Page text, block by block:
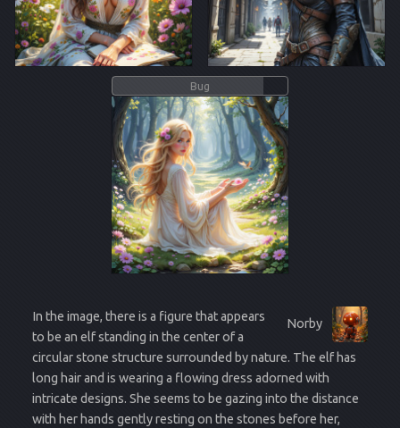
Bug
Norby
In the image, there is a figure that appears
to be an elf standing in the center of a
circular stone structure surrounded by nature. The elf has
long hair and is wearing a flowing dress adorned with
intricate designs. She seems to be gazing into the distance
with her hands gently resting on the stones before her,